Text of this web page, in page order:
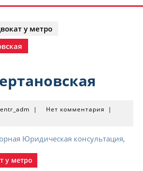
у метро
centr_adm
| Нет комментария
|
у метро